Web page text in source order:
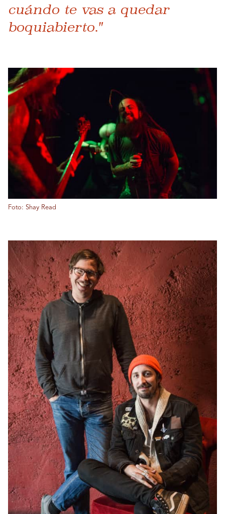
cuándo te vas a quedar
boquiabierto."
Foto: Shay Read